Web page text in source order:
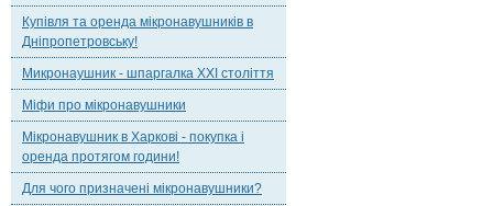
Купівля та оренда мікронавушників в
Дніпропетровську!
Микронаушник - шпаргалка XXI століття
Міфи про мікронавушники
Мікронавушник в Харкові - покупка і
оренда протягом години!
Для чого призначені мікронавушники?